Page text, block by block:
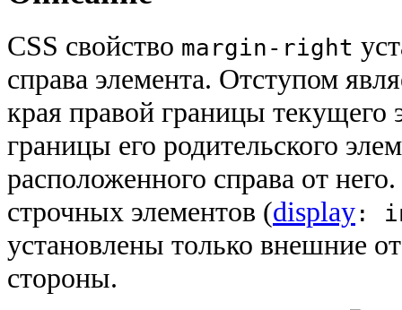
CSS свойство margin-right
справа элемента. Отступом
края правой границы текущего
границы его родительского
расположенного справа от
строчных элементов (display :
установлены только внешние
стороны.